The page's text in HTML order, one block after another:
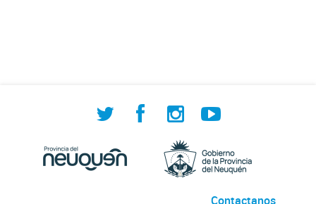
Contactanos